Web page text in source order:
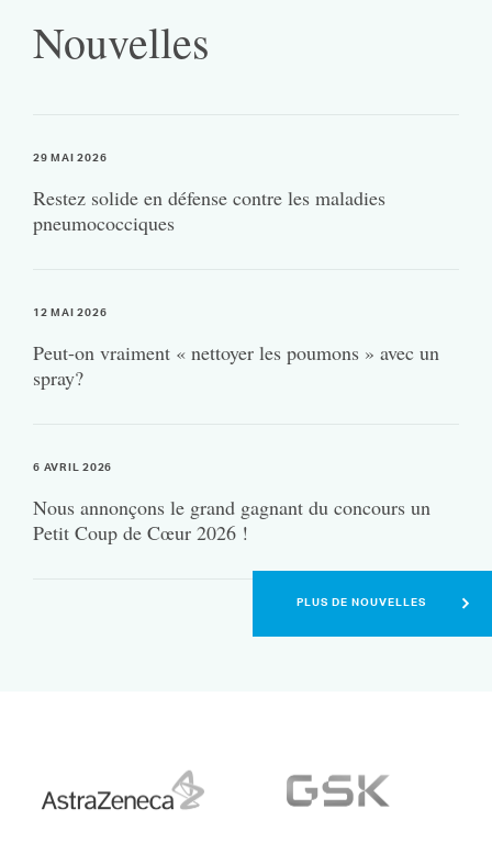
Nouvelles
29 MAI 2026
Restez solide en défense contre les maladies
pneumococciques
12 MAI 2026
Peut-on vraiment « nettoyer les poumons » avec un
spray?
6 AVRIL 2026
Nous annonçons le grand gagnant du concours un
Petit Coup de Cœur 2026 !
PLUS DE NOUVELLES